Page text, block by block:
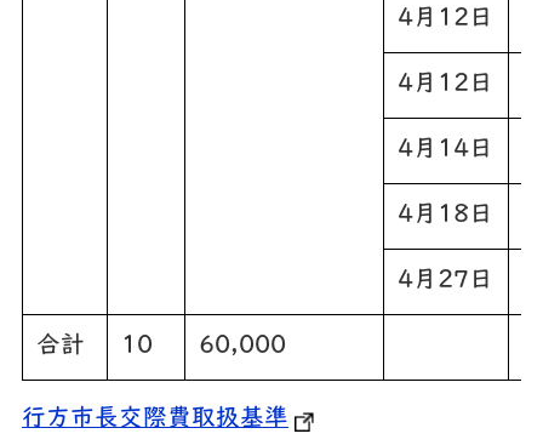
4月12日
4月12日
4月14日
4月18日
4月27日
合計 10 60,000
行方市長交際費取扱基準